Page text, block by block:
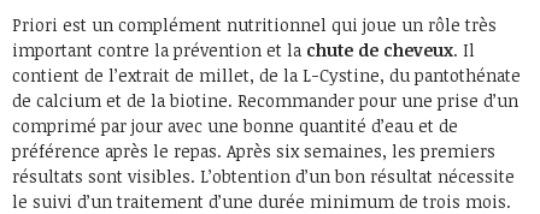
Priori est un complément nutritionnel qui joue un rôle très
important contre la prévention et la chute de cheveux. Il
contient de l’extrait de millet, de la L-Cystine, du pantothénate
de calcium et de la biotine. Recommander pour une prise d’un
comprimé par jour avec une bonne quantité d’eau et de
préférence après le repas. Après six semaines, les premiers
résultats sont visibles. L’obtention d’un bon résultat nécessite
le suivi d’un traitement d’une durée minimum de trois mois.